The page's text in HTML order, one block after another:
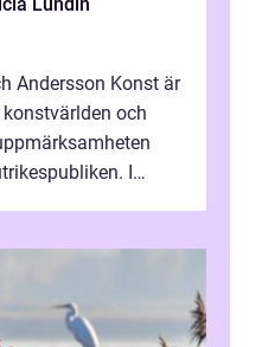
Andersson Konst är
och
I